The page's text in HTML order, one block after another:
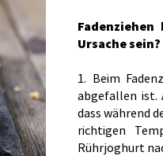
Ursache sein?
1. Beim
abgefallen ist.
dass während
richtigen
Rührjoghurt